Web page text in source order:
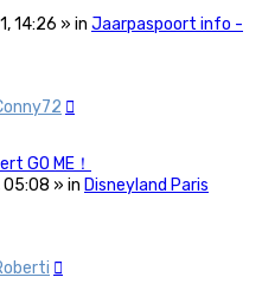
14:26 » in Jaarpaspoort info -
GO ME！
» in Disneyland Paris